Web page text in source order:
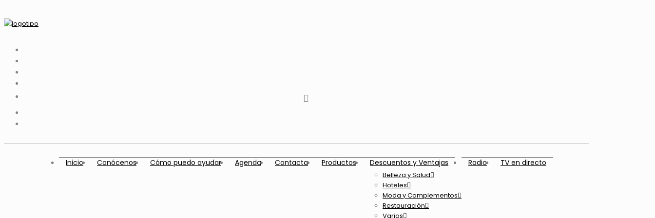
Youtube
Inicio Conócenos Cómo puedo ayudar Agenda Contacta Productos Descuentos y Ventajas
Belleza y Salud
Hoteles
Moda y Complementos
Restauración
Varios
Radio TV en directo